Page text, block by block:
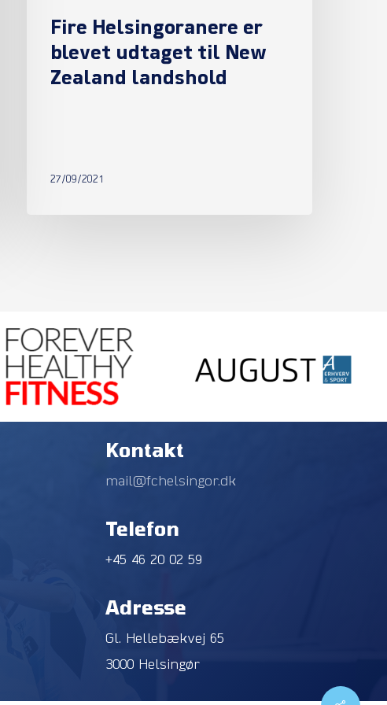
Fire Helsingoranere er
blevet udtaget til New
Zealand landshold
27/09/2021
Kontakt
mail@fchelsingor.dk
Telefon
+45 46 20 02 59
Adresse
Gl. Hellebækvej 65
3000 Helsingør